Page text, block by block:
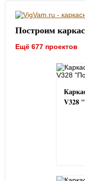
Построим
Ещё 677 проектов
V328